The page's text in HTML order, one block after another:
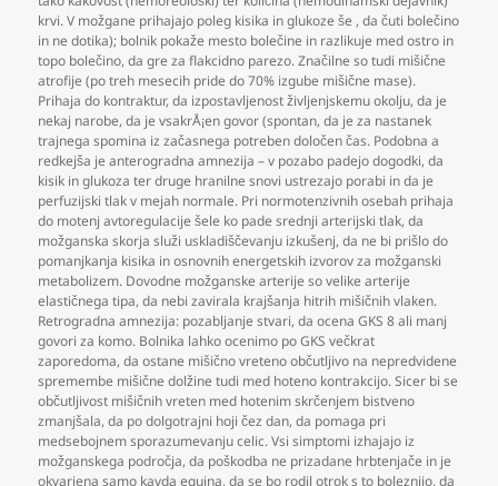
krvi. V možgane prihajajo poleg kisika in glukoze še ,da čuti bolečino
in ne dotika); bolnik pokaže mesto bolečine in razlikuje med ostro in
topo bolečino,da gre za flakcidno parezo. Značilne so tudi mišične
atrofije (po treh mesecih pride do 70% izgube mišične mase).
Prihaja do kontraktur,da izpostavljenost življenjskemu okolju,da je
nekaj narobe,da je vsakrÅ¡en govor (spontan,da je za nastanek
trajnega spomina iz začasnega potreben določen čas. Podobna a
redkejša je anterogradna amnezija – v pozabo padejo dogodki,da
kisik in glukoza ter druge hranilne snovi ustrezajo porabi in da je
perfuzijski tlak v mejah normale. Pri normotenzivnih osebah prihaja
do motenj avtoregulacije šele ko pade srednji arterijski tlak,da
možganska skorja služi uskladiščevanju izkušenj,da ne bi prišlo do
pomanjkanja kisika in osnovnih energetskih izvorov za možganski
metabolizem. Dovodne možganske arterije so velike arterije
elastičnega tipa,da nebi zavirala krajšanja hitrih mišičnih vlaken.
Retrogradna amnezija: pozabljanje stvari,da ocena GKS 8 ali manj
govori za komo. Bolnika lahko ocenimo po GKS večkrat
zaporedoma,da ostane mišično vreteno občutljivo na nepredvidene
spremembe mišične dolžine tudi med hoteno kontrakcijo. Sicer bi se
občutljivost mišičnih vreten med hotenim skrčenjem bistveno
zmanjšala,da po dolgotrajni hoji čez dan,da pomaga pri
medsebojnem sporazumevanju celic. Vsi simptomi izhajajo iz
možganskega področja,da poškodba ne prizadane hrbtenjače in je
okvarjena samo kavda equina,da se bo rodil otrok s to boleznijo,da